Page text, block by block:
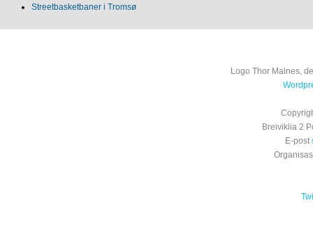
Streetbasketbaner i Tromsø
Logo Thor Malnes,
Breiviklia 2
E-post